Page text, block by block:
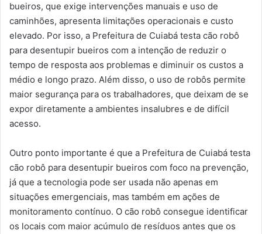
bueiros, que exige intervenções manuais e uso de
caminhões, apresenta limitações operacionais e custo
elevado. Por isso, a Prefeitura de Cuiabá testa cão robô
para desentupir bueiros com a intenção de reduzir o
tempo de resposta aos problemas e diminuir os custos a
médio e longo prazo. Além disso, o uso de robôs permite
maior segurança para os trabalhadores, que deixam de se
expor diretamente a ambientes insalubres e de difícil
acesso.
Outro ponto importante é que a Prefeitura de Cuiabá testa
cão robô para desentupir bueiros com foco na prevenção,
já que a tecnologia pode ser usada não apenas em
situações emergenciais, mas também em ações de
monitoramento contínuo. O cão robô consegue identificar
os locais com maior acúmulo de resíduos antes que os